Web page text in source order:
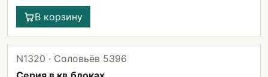
В корзину
N1320 · Соловьёв 5396